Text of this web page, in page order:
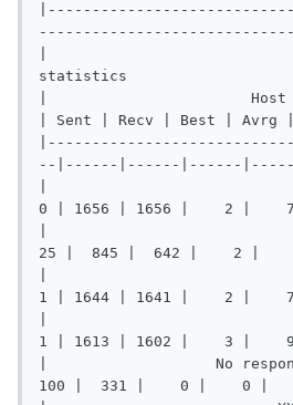
|
statistics
|
| Sent | Recv | Best | Avrg
--|------|------|------
|
0 | 1656 | 1656 |    2 |
|
25 |  845 |  642 |    2 |
|
1 | 1644 | 1641 |    2 |
|
1 | 1613 | 1602 |    3 |
|                   No
100 |  331 |    0 |    0 |